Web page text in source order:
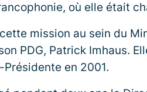
où elle était
mission au sein du
PDG, Patrick Imhaus.
en 2001.